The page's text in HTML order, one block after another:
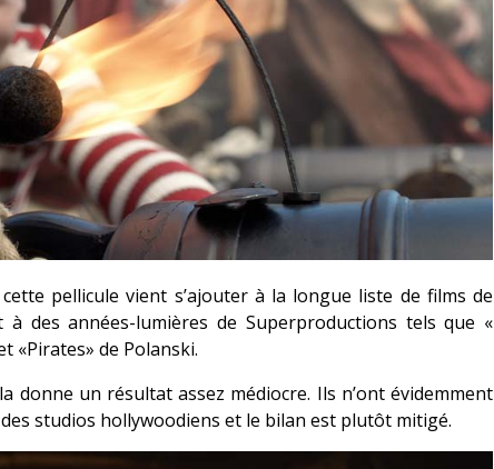
pellicule vient s’ajouter à la longue liste de films de
des années-lumières de Superproductions tels que «
«Pirates» de Polanski.
donne un résultat assez médiocre. Ils n’ont évidemment
studios hollywoodiens et le bilan est plutôt mitigé.